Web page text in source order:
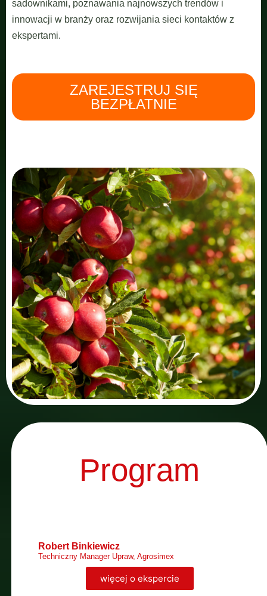
sadownikami, poznawania najnowszych trendów i
innowacji w branży oraz rozwijania sieci kontaktów z
ekspertami.
ZAREJESTRUJ SIĘ
BEZPŁATNIE
Program
Robert Binkiewicz
Techniczny Manager Upraw, Agrosimex
więcej o ekspercie